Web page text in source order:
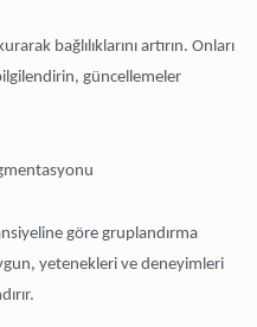
bağlılıklarını artırın. Onları
güncellemeler
göre gruplandırma
yetenekleri ve deneyimleri